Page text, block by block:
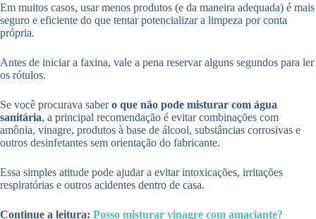
Em muitos casos, usar menos produtos (e da maneira adequada) é mais
seguro e eficiente do que tentar potencializar a limpeza por conta
própria.
Antes de iniciar a faxina, vale a pena reservar alguns segundos para ler
os rótulos.
Se você procurava sabero que não pode misturar com água
sanitária, a principal recomendação é evitar combinações com
amônia, vinagre, produtos à base de álcool, substâncias corrosivas e
outros desinfetantes sem orientação do fabricante.
Essa simples atitude pode ajudar a evitar intoxicações, irritações
respiratórias e outros acidentes dentro de casa.
Continue a leitura: Posso misturar vinagre com amaciante?